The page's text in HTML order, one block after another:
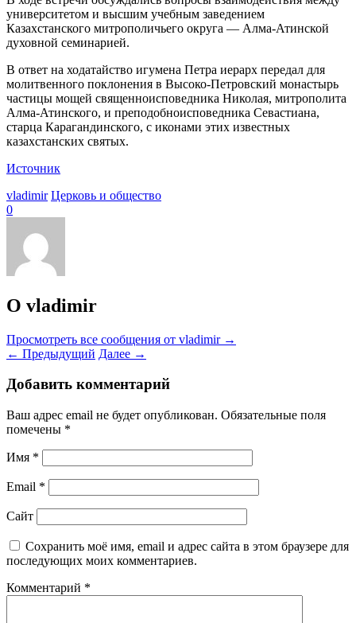
университетом и высшим учебным заведением
Казахстанского митрополичьего округа — Алма-Атинской
духовной семинарией.
В ответ на ходатайство игумена Петра иерарх передал для
молитвенного поклонения в Высоко-Петровский монастырь
частицы мощей священноисповедника Николая, митрополита
Алма-Атинского, и преподобноисповедника Севастиана,
старца Карагандинского, с иконами этих известных
казахстанских святых.
Источник
vladimir Церковь и общество
0
О vladimir
Просмотреть все сообщения от vladimir →
← Предыдущий Далее →
Добавить комментарий
Ваш адрес email не будет опубликован. Обязательные поля
помечены *
Имя *
Email *
Сайт
Сохранить моё имя, email и адрес сайта в этом браузере для
последующих моих комментариев.
Комментарий *